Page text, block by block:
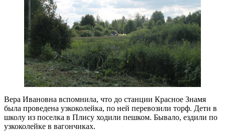
Вера Ивановна вспомнила, что до станции Красное Знамя
была проведена узкоколейка, по ней перевозили торф. Дети в
школу из поселка в Плису ходили пешком. Бывало, ездили по
узкоколейке в вагончиках.